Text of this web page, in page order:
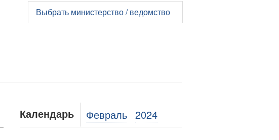
Выбрать министерство / ведомство
Календарь Февраль 2024